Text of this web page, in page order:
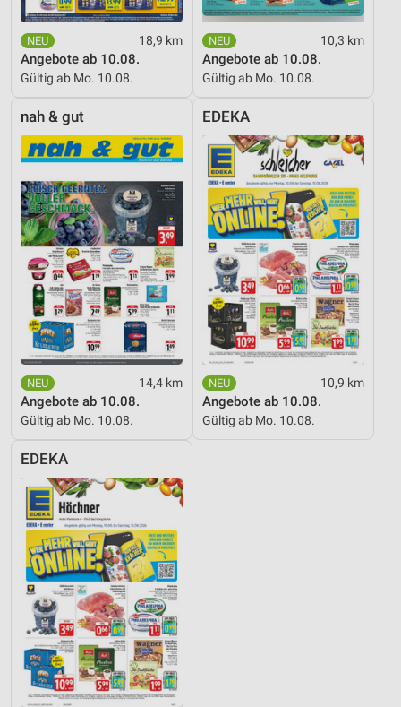
18,9 km
Angebote ab 10.08.
Gültig ab Mo. 10.08.
10,3 km
Angebote ab 10.08.
Gültig ab Mo. 10.08.
nah & gut
14,4 km
Angebote ab 10.08.
Gültig ab Mo. 10.08.
EDEKA
10,9 km
Angebote ab 10.08.
Gültig ab Mo. 10.08.
EDEKA
Funktional
Werbung